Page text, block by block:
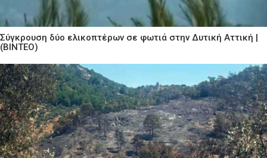
Σύγκρουση δύο ελικοπτέρων σε φωτιά στην Δυτική Αττική |
(ΒΙΝΤΕΟ)